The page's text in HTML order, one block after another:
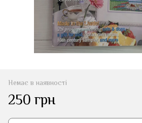
Немає в наявності
250 грн